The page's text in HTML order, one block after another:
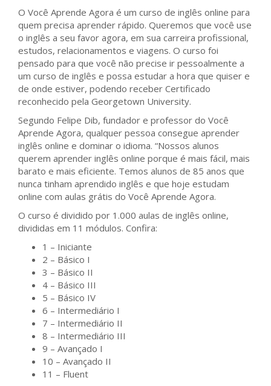
O Você Aprende Agora é um curso de inglês online para
quem precisa aprender rápido. Queremos que você use
o inglês a seu favor agora, em sua carreira profissional,
estudos, relacionamentos e viagens. O curso foi
pensado para que você não precise ir pessoalmente a
um curso de inglês e possa estudar a hora que quiser e
de onde estiver, podendo receber Certificado
reconhecido pela Georgetown University.
Segundo Felipe Dib, fundador e professor do Você
Aprende Agora, qualquer pessoa consegue aprender
inglês online e dominar o idioma. “Nossos alunos
querem aprender inglês online porque é mais fácil, mais
barato e mais eficiente. Temos alunos de 85 anos que
nunca tinham aprendido inglês e que hoje estudam
online com aulas grátis do Você Aprende Agora.
O curso é dividido por 1.000 aulas de inglês online,
divididas em 11 módulos. Confira:
1 – Iniciante
2 – Básico I
3 – Básico II
4 – Básico III
5 – Básico IV
6 – Intermediário I
7 – Intermediário II
8 – Intermediário III
9 – Avançado I
10 – Avançado II
11 – Fluent